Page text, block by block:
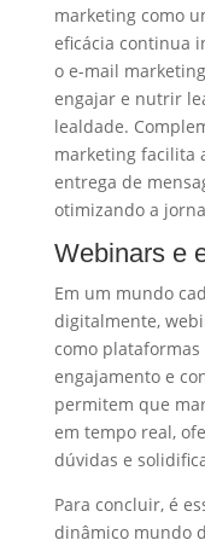
marketing como
eficácia continua
o e-mail
engajar e nutrir
lealdade.
marketing facilita
entrega de
otimizando a
Webinars e
Em um mundo
digitalmente,
como plataformas
engajamento e
permitem que
em tempo real,
dúvidas e
Para concluir, é
dinâmico mundo